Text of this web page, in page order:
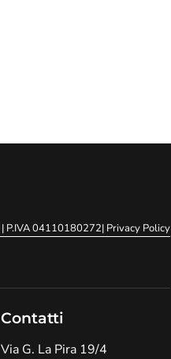
| P.IVA 04110180272| Privacy Policy
Contatti
Via G. La Pira 19/4